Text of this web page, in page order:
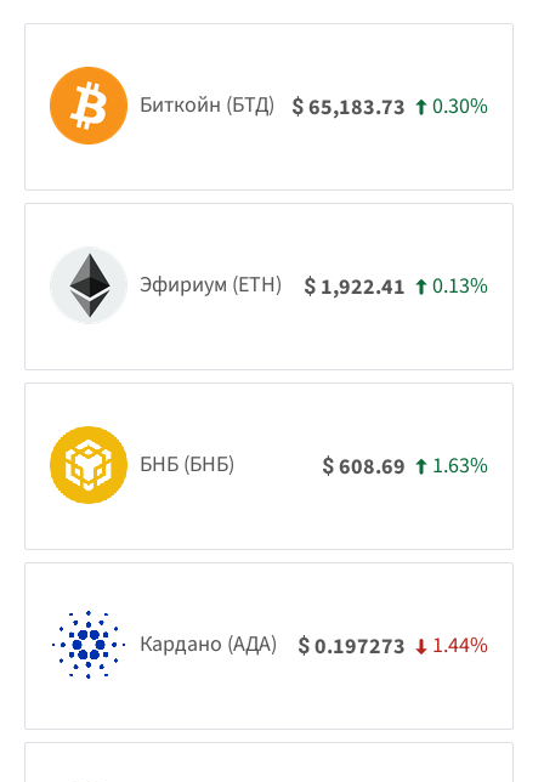
Биткойн (БТД) $65,183.73 0.30%
Эфириум (ETH) $ 1,922.41 0.13%
БНБ (БНБ) $608.69 1.63%
Кардано (АДА) $0.197273 1.44%